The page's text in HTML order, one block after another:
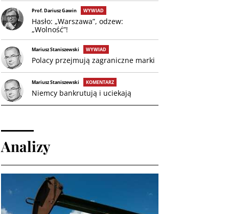
Prof. Dariusz Gawin WYWIAD
Hasło: „Warszawa”, odzew:
„Wolność”!
Mariusz Staniszewski WYWIAD
Polacy przejmują zagraniczne marki
Mariusz Staniszewski KOMENTARZ
Niemcy bankrutują i uciekają
Analizy